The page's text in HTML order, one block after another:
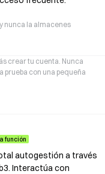
nunca la almacenes
crear tu cuenta. Nunca
prueba con una pequeña
función
autogestión a través
Interactúa con